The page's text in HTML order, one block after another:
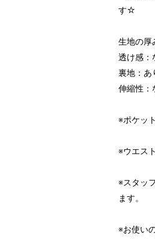
す☆
生地の厚
透け感：
裏地：あ
伸縮性：
※ポケッ
※ウエス
※スタッ
ます。
※お使い